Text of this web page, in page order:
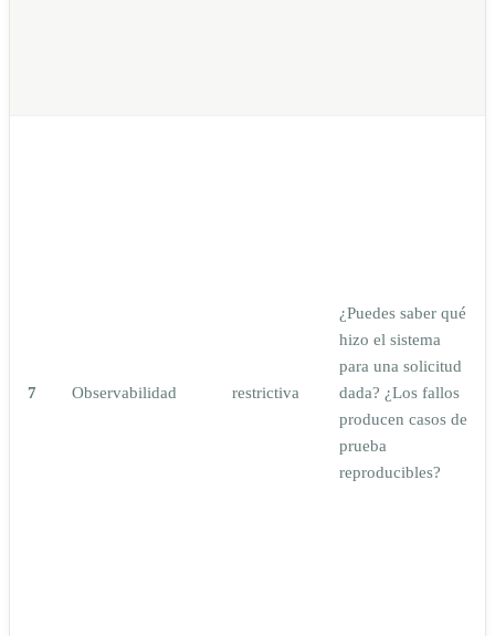
7 Observabilidad restrictiva
¿Puedes saber qué
hizo el sistema
para una solicitud
dada? ¿Los fallos
producen casos de
prueba
reproducibles?